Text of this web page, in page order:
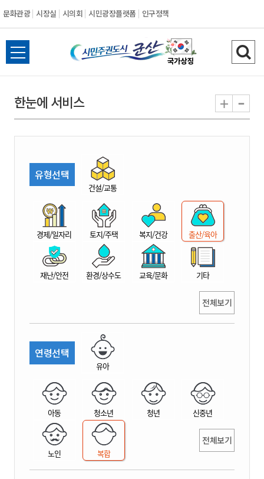
문화관광 시장실 시의회 시민광장플랫폼 인구정책
시
민
권
시
산
전
체
뉴
열
검
색
기
한눈에 서비스 + -
유형선택
건설/교통
경제/일자리 토지/주택 복지/건강 출산/육아
재난/안전 환경/상수도 교육/문화 기타
전체보기
연령선택
유아
아동 청소년 청년 신중년
노인 복합
전체보기